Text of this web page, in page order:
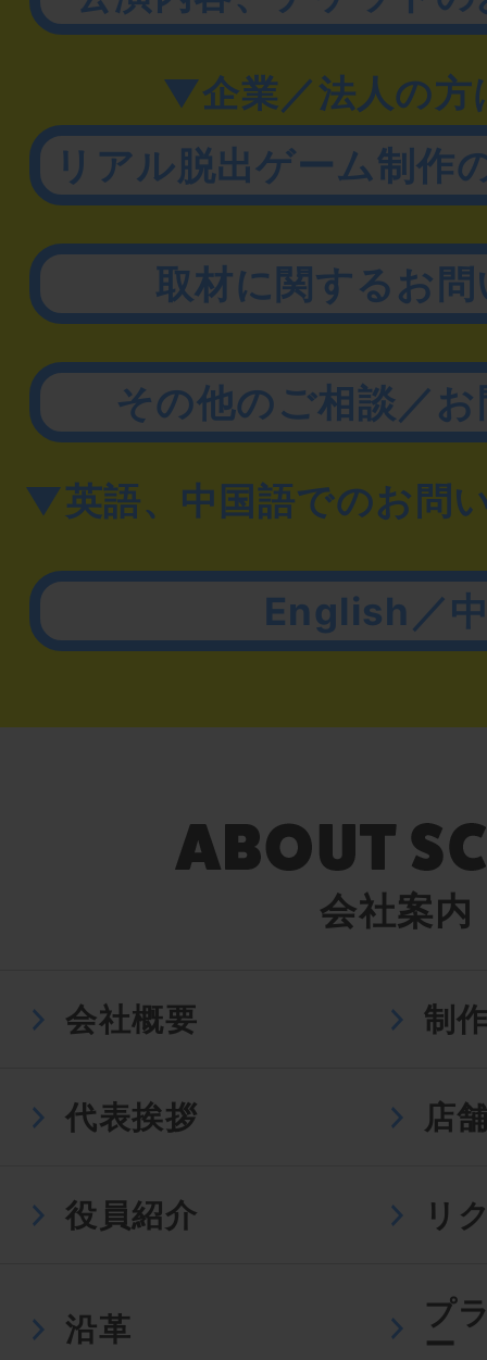
▼企業／法人の方
リアル脱出ゲーム制作
取材に関するお
その他のご相談／
▼英語、中国語でのお問
English／
会社案内
会社概要 制
代表挨拶 店
役員紹介 リ
沿革
プ
ー